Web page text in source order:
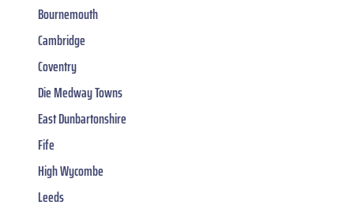
Bournemouth
Cambridge
Coventry
Die Medway Towns
East Dunbartonshire
Fife
High Wycombe
Leeds